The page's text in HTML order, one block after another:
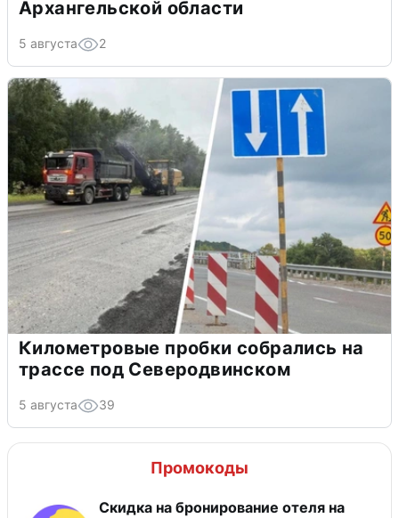
Архангельской области
5 августа 2
Километровые пробки собрались на
трассе под Северодвинском
5 августа 39
Промокоды
Скидка на бронирование отеля на